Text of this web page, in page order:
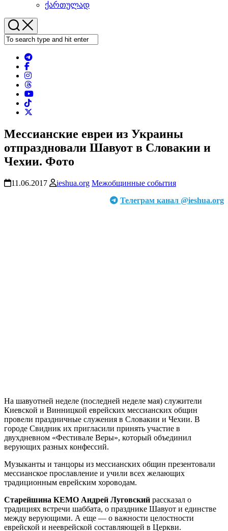
ქართულად
Мессианские евреи из Украины
отпраздновали Шавуот в Словакии и
Чехии. Фото
11.06.2017 ieshua.org Межобщинные события
Телеграм канал @ieshua.org
На шавуотней неделе (последней неделе мая) служители
Киевской и Винницкой еврейских мессианских общин
провели праздничные служения в Словакии и Чехии. В
городе Свидник их пригласили принять участие в
двухдневном «Фестивале Веры», который объединил
верующих разных конфессий.
Музыканты и танцоры из мессианских общин презентовали
мессианское прославление и учили всех желающих
традиционным еврейским хороводам.
Старейшина КЕМО Андрей Луговский рассказал о
традициях встречи шаббата, о празднике Шавуот и единстве
между верующими. А еще — о важности целостности
еврейской и нееврейской составляющей в Церкви.